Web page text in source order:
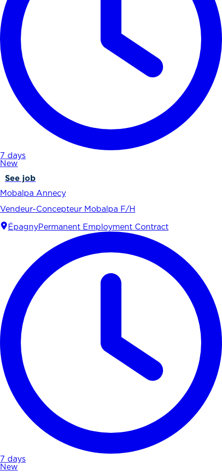
7 days
New
See job
Mobalpa Annecy
Vendeur-Concepteur Mobalpa F/H
ÉpagnyPermanent Employment Contract
7 days
New